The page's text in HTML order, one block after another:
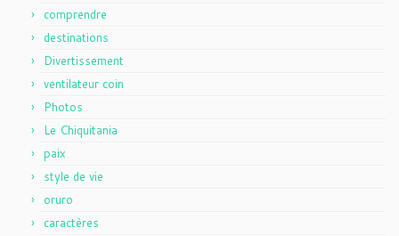
comprendre
destinations
Divertissement
ventilateur coin
Photos
Le Chiquitania
paix
style de vie
oruro
caractères